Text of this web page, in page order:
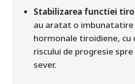
Stabilizarea functiei
au aratat o
hormonale tiroidiene, cu
riscului de progresie
sever.